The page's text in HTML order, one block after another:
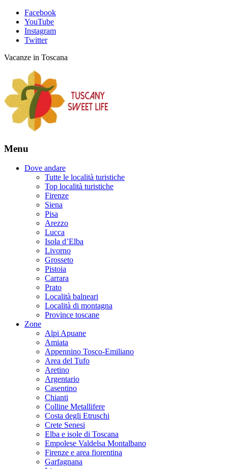
Facebook
YouTube
Instagram
Twitter
Vacanze in Toscana
Menu
Dove andare
Tutte le località turistiche
Top località turistiche
Firenze
Siena
Pisa
Arezzo
Lucca
Isola d’Elba
Livorno
Grosseto
Pistoia
Carrara
Prato
Località balneari
Località di montagna
Province toscane
Zone
Alpi Apuane
Amiata
Appennino Tosco-Emiliano
Area del Tufo
Aretino
Argentario
Casentino
Chianti
Colline Metallifere
Costa degli Etruschi
Crete Senesi
Elba e isole di Toscana
Empolese Valdelsa Montalbano
Firenze e area fiorentina
Garfagnana